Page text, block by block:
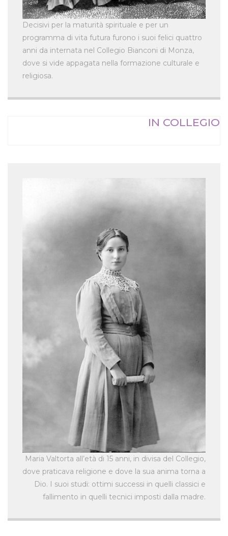
Decisivi per la maturità spirituale e per un
programma di vita futura furono i suoi felici quattro
anni da internata nel Collegio Bianconi di Monza,
dove si vide appagata nella formazione culturale e
religiosa.
IN COLLEGIO
Maria Valtorta all’età di 15 anni, in divisa del Collegio,
dove praticava religione e dove la sua anima torna a
Dio. I suoi studi: ottimi successi in quelli classici e
fallimento in quelli tecnici imposti dalla madre.